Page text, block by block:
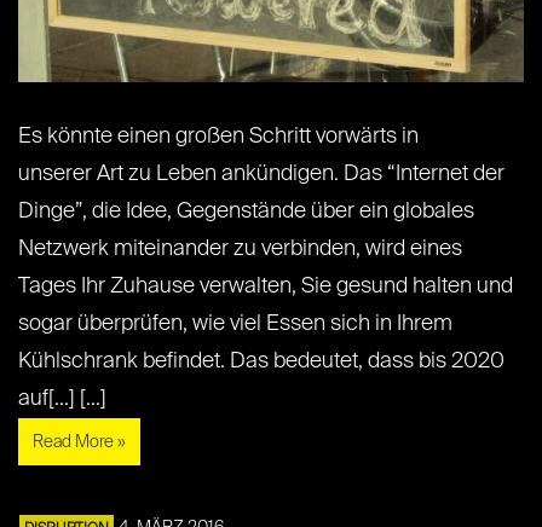
Es könnte einen großen Schritt vorwärts in
unserer Art zu Leben ankündigen. Das “Internet der
Dinge”, die Idee, Gegenstände über ein globales
Netzwerk miteinander zu verbinden, wird eines
Tages Ihr Zuhause verwalten, Sie gesund halten und
sogar überprüfen, wie viel Essen sich in Ihrem
Kühlschrank befindet. Das bedeutet, dass bis 2020
auf[...] [...]
Read More »